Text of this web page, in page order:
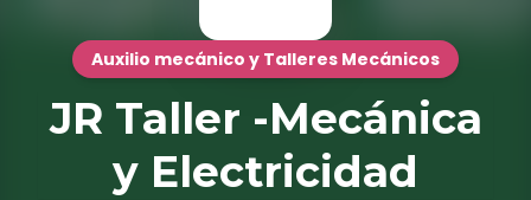
Auxilio mecánico y Talleres Mecánicos
JR Taller -Mecánica
y Electricidad